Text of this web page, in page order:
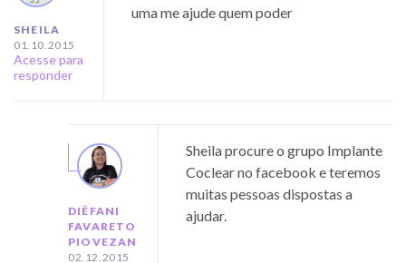
SHEILA
01.10.2015
Acesse para
responder
uma me ajude quem poder
DIÉFANI
FAVARETO
PIOVEZAN
02.12.2015
Sheila procure o grupo Implante
Coclear no facebook e teremos
muitas pessoas dispostas a
ajudar.